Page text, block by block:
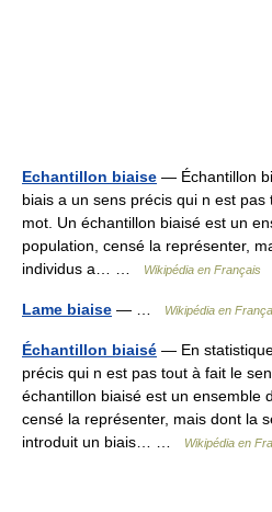
Echantillon biaise — Échantillon
biais a un sens précis qui n est
mot. Un échantillon biaisé est un
population, censé la représenter,
individus a… …
Wikipédia en Français
Lame biaise — … Wikipédia en
Échantillon biaisé — En
précis qui n est pas tout à fait le
échantillon biaisé est un ensemble
censé la représenter, mais dont la
introduit un biais… …
Wikipédia en